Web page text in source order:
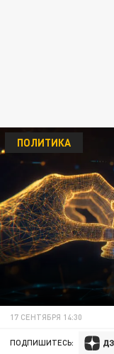
ПОЛИТИКА
17 СЕНТЯБРЯ 14:30
ПОДПИШИТЕСЬ: